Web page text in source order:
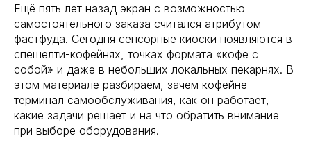
Ещё пять лет назад экран с возможностью
самостоятельного заказа считался атрибутом
фастфуда. Сегодня сенсорные киоски появляются в
спешелти-кофейнях, точках формата «кофе с
собой» и даже в небольших локальных пекарнях. В
этом материале разбираем, зачем кофейне
терминал самообслуживания, как он работает,
какие задачи решает и на что обратить внимание
при выборе оборудования.